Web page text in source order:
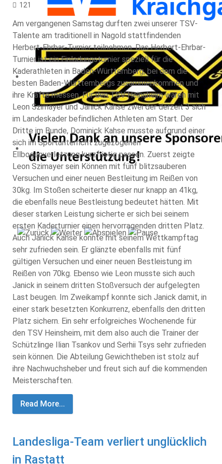
121
Am vergangenen Samstag durften zwei unserer TSV-
Talente am traditionell in Nagold stattfindenden
Herbert-Ehrbar-Turnier teilnehmen. Das Herbert-Ehrbar-
Turnier ist ein Einladungsturnier speziell für die
Kaderathleten in Baden-Württemberg, bei dem die
besten Baden-Württembergs zusammenkommen und
ihre Kräfte messen. Für den TSV Heinsheim waren mit
Leon Szimayer und Janick Kahse zwei der derzeit 3 sich
im Landeskader befindlichen Athleten am Start. Der
Dritte im Bunde, Dominick Kahse musste aufgrund einer
sich im Sportunterricht zugezogenen
Ellbogenverletzung kurzfristig passen. Zuerst zeigte
Leon Szimayer sein Können mit fünf blitzsauberen
Versuchen und einer neuen Bestleitung im Reißen von
30kg. Im Stoßen scheiterte dieser nur knapp an 41kg,
die ebenfalls neue Bestleistung bedeutet hätten. Mit
dieser starken Leistung sicherte er sich bei seinem
ersten Kaderturnier einen hervorragenden dritten Platz.
Auch Janick Kahse konnte mit seinem Wettkampftag
sehr zufrieden sein. Er glänzte ebenfalls mit fünf
gültigen Versuchen und einer neuen Bestleistung im
Reißen von 70kg. Ebenso wie Leon musste sich auch
Janick in seinem dritten Stoßversuch der aufgelegten
Last beugen. Im Zweikampf konnte sich Janick damit, in
einer stark besetzten Konkurrenz, ebenfalls den dritten
Platz sichern. Ein sehr erfolgreiches Wochenende für
den TSV Heinsheim, mit dem also auch die Trainer der
Schützlinge Ilian Tsankov und Serhii Tsys sehr zufrieden
sein können. Die Abteilung Gewichtheben ist stolz auf
ihre Nachwuchsheber und freut sich auf die kommenden
Meisterschaften.
Read More...
Landesliga-Team verliert unglücklich
in Rastatt